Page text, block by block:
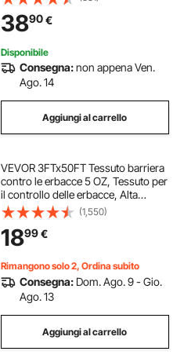
Tessuto Polietilene 1,2 x 30,5 m,
Tessuto Geotessile per Giardino
3890€
Disponibile
Consegna:non appena Ven.
Ago. 14
Aggiungi al carrello
VEVOR 3FTx50FT Tessuto barriera
contro le erbacce 5 OZ, Tessuto per
il controllo delle erbacce, Alta
permeabilità Ottimo per aiuole,
Tessuto geotessile per sottostrato
(1,550)
1899€
Rimangono solo 2, Ordina subito
Consegna: Dom. Ago. 9 - Gio.
Ago. 13
Aggiungi al carrello